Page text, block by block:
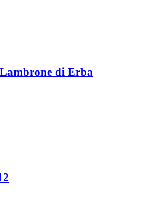
di Erba